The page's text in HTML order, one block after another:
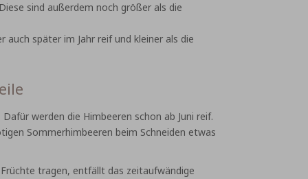
sind außerdem noch größer als die
auch später im Jahr reif und kleiner als die
werden die Himbeeren schon ab Juni reif.
Sommerhimbeeren beim Schneiden etwas
tragen, entfällt das zeitaufwändige